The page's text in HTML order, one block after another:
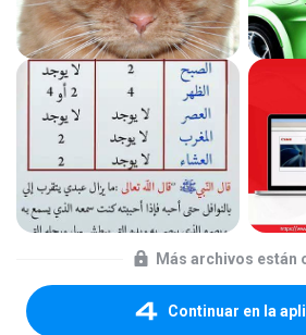
Más archivos están
Continuar en la